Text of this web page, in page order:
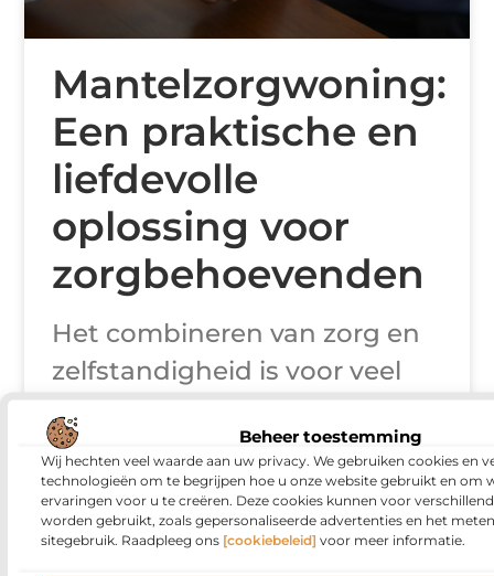
Beheer toestemming
Wij hechten veel waarde aan uw privacy. We gebruiken cookies en
technologieën om te begrijpen hoe u onze website gebruikt en om
ervaringen voor u te creëren. Deze cookies kunnen voor
worden gebruikt, zoals gepersonaliseerde advertenties en het
sitegebruik. Raadpleeg ons [cookiebeleid] voor meer informatie.
Mantelzorgwoning:
Een praktische en
liefdevolle
oplossing voor
zorgbehoevenden
Het combineren van zorg en
zelfstandigheid is voor veel
mensen een uitdaging, vooral
voor ouderen of mensen met
een langdurige zorgbehoefte.
Een mantelzorgwoning op
maat